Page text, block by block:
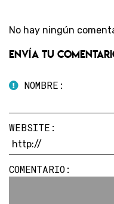
No hay ningún
Envía tu
NOMBRE:
WEBSITE:
COMENTARIO: